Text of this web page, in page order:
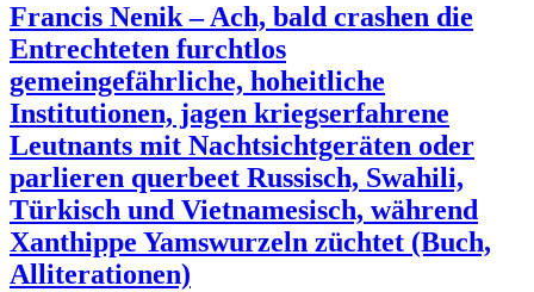
Francis Nenik – Ach, bald crashen die
Entrechteten furchtlos
gemeingefährliche, hoheitliche
Institutionen, jagen kriegserfahrene
Leutnants mit Nachtsichtgeräten oder
parlieren querbeet Russisch, Swahili,
Türkisch und Vietnamesisch, während
Xanthippe Yamswurzeln züchtet (Buch,
Alliterationen)